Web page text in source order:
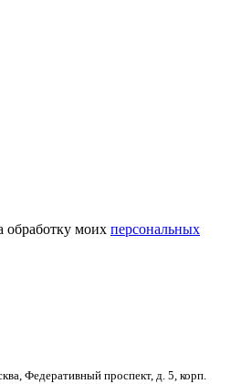
обработку моих персональных
, Федеративный проспект, д. 5, корп.